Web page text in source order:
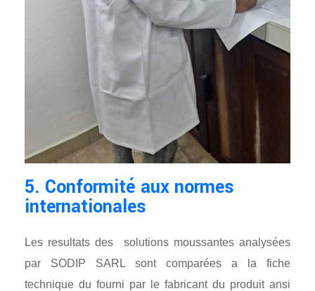
5. Conformité aux normes
internationales
Les resultats des solutions moussantes analysées
par SODIP SARL sont comparées a la fiche
technique du fourni par le fabricant du produit ansi